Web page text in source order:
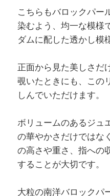
こちらもバロックパー
染むよう、均一な模様
ダムに配した透かし模
正面から見た美しさだ
覗いたときにも、この
しんでいただけます。
ボリュームのあるジュ
の華やかさだけではな
の高さや重さ、指への
することが大切です。
大粒の南洋バロックパ